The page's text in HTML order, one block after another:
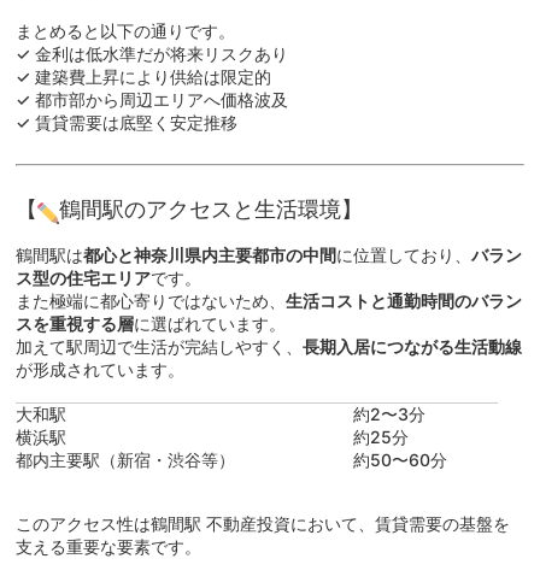
まとめると以下の通りです。
✓ 金利は低水準だが将来リスクあり
✓ 建築費上昇により供給は限定的
✓ 都市部から周辺エリアへ価格波及
✓ 賃貸需要は底堅く安定推移
【 鶴間駅のアクセスと生活環境】
鶴間駅は都心と神奈川県内主要都市の中間に位置しており、バラン
ス型の住宅エリアです。
また極端に都心寄りではないため、生活コストと通勤時間のバラン
スを重視する層に選ばれています。
加えて駅周辺で生活が完結しやすく、長期入居につながる生活動線
が形成されています。
大和駅
約2〜3分
横浜駅
約25分
都内主要駅（新宿・渋谷等）
約50〜60分
このアクセス性は鶴間駅 不動産投資において、賃貸需要の基盤を
支える重要な要素です。